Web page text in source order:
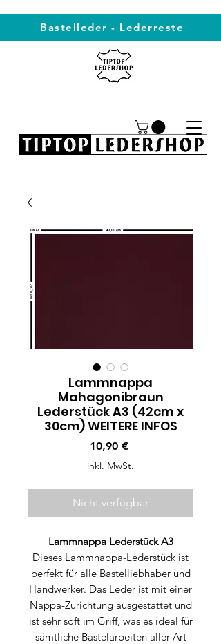
Bastelleder - Lederreste
Lammnappa
Mahagonibraun
Lederstück A3 (42cm x
30cm) WEITERE INFOS
10,90 €Preis
inkl. MwSt.
Nicht verfügbar
Lammnappa Lederstück A3
Dieses Lammnappa-Lederstück ist
perfekt für alle Bastelliebhaber und
Handwerker. Das Leder ist mit einer
Nappa-Zurichtung ausgestattet und
ist sehr soft im Griff, was es ideal für
sämtliche Bastelarbeiten aller Art